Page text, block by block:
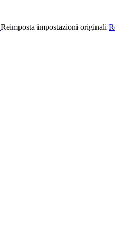
Reimposta impostazioni originali